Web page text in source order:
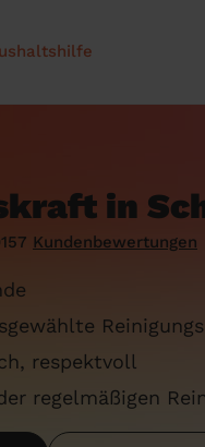
in
Kundenbewertungen
respektvoll
regelmäßigen